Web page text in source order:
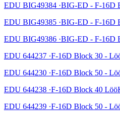
EDU BIG49384 ·BIG-ED - F-16D
EDU BIG49385 ·BIG-ED - F-16D
EDU BIG49386 ·BIG-ED - F-16D
EDU 644237 ·F-16D Block 30 -
EDU 644230 ·F-16D Block 50 -
EDU 644238 ·F-16D Block 40
EDU 644239 ·F-16D Block 50 -